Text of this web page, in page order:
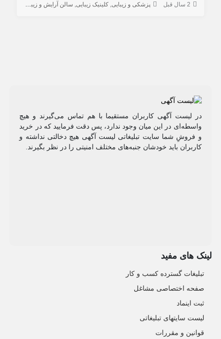
2 سال قبل پزشکی و زیبایی کلینیک زیبایی سالن آرایش و زیبایی
در لیست آگهی کاربران مستقیما با هم تماس می‌گیرند و هیچ
واسطه‌ای در این میان وجود ندارد، پس دقت فرمایید که در خرید
و فروشِ شما سایت تبلیغاتی لیست آگهی هیچ دخالتی نداشته و
کاربران باید خودشان جنبه‌های مختلف امنیتی را در نظر بگیرند.
لینک های مفید
تبلیغات گسترده کسب و کار
صفحه اختصاصی مشاغل
ثبت اینماد
لیست سایتهای تبلیغاتی
قوانین و مقررات